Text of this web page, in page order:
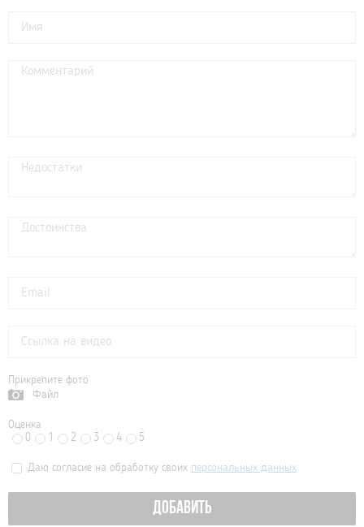
Прикрепите фото
Файл
Оценка
0
1 2 3 4 5
Даю согласие на обработку своих персональных данных
ДОБАВИТЬ